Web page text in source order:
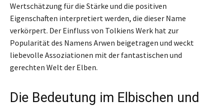
Wertschätzung für die Stärke und die positiven
Eigenschaften interpretiert werden, die dieser Name
verkörpert. Der Einfluss von Tolkiens Werk hat zur
Popularität des Namens Arwen beigetragen und weckt
liebevolle Assoziationen mit der fantastischen und
gerechten Welt der Elben.
Die Bedeutung im Elbischen und